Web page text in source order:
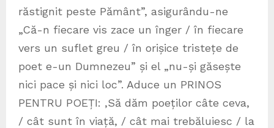
răstignit peste Pământ”, asigurându-ne
„Că-n fiecare vis zace un înger / în fiecare
vers un suflet greu / în orișice tristețe de
poet e-un Dumnezeu” și el „nu-și găsește
nici pace și nici loc”. Aduce un PRINOS
PENTRU POEȚI: ,Să dăm poeților câte ceva,
/ cât sunt în viață, / cât mai trebăluiesc / la